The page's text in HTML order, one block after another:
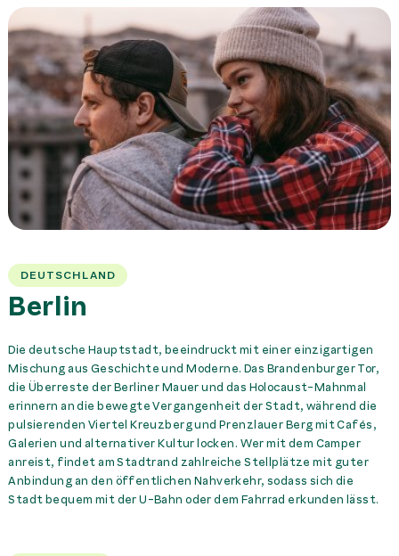
DEUTSCHLAND
Berlin
Die deutsche Hauptstadt, beeindruckt mit einer einzigartigen
Mischung aus Geschichte und Moderne. Das Brandenburger Tor,
die Überreste der Berliner Mauer und das Holocaust-Mahnmal
erinnern an die bewegte Vergangenheit der Stadt, während die
pulsierenden Viertel Kreuzberg und Prenzlauer Berg mit Cafés,
Galerien und alternativer Kultur locken. Wer mit dem Camper
anreist, findet am Stadtrand zahlreiche Stellplätze mit guter
Anbindung an den öffentlichen Nahverkehr, sodass sich die
Stadt bequem mit der U-Bahn oder dem Fahrrad erkunden lässt.